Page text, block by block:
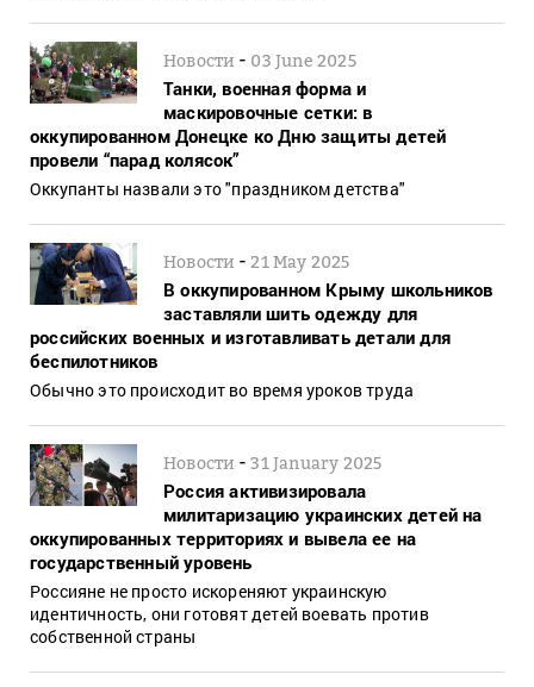
Новости - 03 June 2025
Танки, военная форма и
маскировочные сетки: в
оккупированном Донецке ко Дню защиты детей
провели “парад колясок”
Оккупанты назвали это "праздником детства"
Новости -21 May 2025
В оккупированном Крыму школьников
заставляли шить одежду для
российских военных и изготавливать детали для
беспилотников
Обычно это происходит во время уроков труда
Новости -31 January 2025
Россия активизировала
милитаризацию украинских детей на
оккупированных территориях и вывела ее на
государственный уровень
Россияне не просто искореняют украинскую
идентичность, они готовят детей воевать против
собственной страны